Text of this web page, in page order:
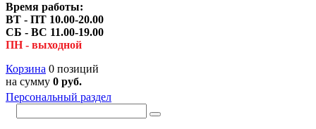
Время работы:
ВТ - ПТ 10.00-20.00
СБ - ВС 11.00-19.00
ПН - выходной
Корзина 0 позиций
на сумму 0 руб.
Персональный раздел